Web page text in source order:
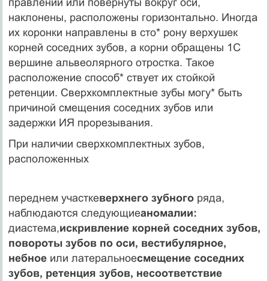
наклонены, располо­жены горизонтально. Иногда
их коронки направлены в сто* рону верхушек
корней соседних зубов, а корни обращены 1С
вершине альвеолярного отростка. Такое
расположение способ* ствует их стойкой
ретенции. Сверхкомплектные зубы могу* быть
причиной смещения соседних зубов или
задержки ИЯ прорезывания.
При наличии сверхкомплектных зубов,
расположенных
переднем участкеверхнего зубногоряда,
наблюдаются следу­ющиеаномалии:
диастема,искривление корней соседних зу­бов,
повороты зубов по оси, вестибулярное,
небноеили ла­теральноесмещение соседних
зубов, ретенция зубов, несоот­ветствие